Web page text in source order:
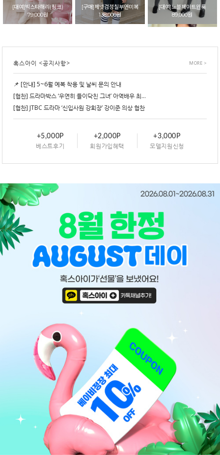
[대여]빅스타해리(핑크)
79,000원
[구매]제넷검정칠부연미복
138,000원
[대여]노블제이트윈룩
89,000원
혹스아이 <공지사항> MORE >
📌 [안내] 5~6월 예복 착용 및 날씨 문의 안내
[협찬] 드라마박스 ‘우연히 들이닥친 그녀’ 아역배우 최...
[협찬] JTBC 드라마 ‘신입사원 강회장’ 강이준 의상 협찬
+5,000P
베스트후기
+2,000P
회원가입혜택
+3,000P
모델지원신청